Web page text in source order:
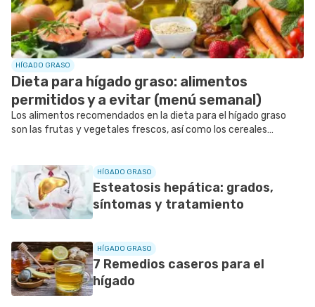
HÍGADO GRASO
Dieta para hígado graso: alimentos
permitidos y a evitar (menú semanal)
Los alimentos recomendados en la dieta para el hígado graso
son las frutas y vegetales frescos, así como los cereales
HÍGADO GRASO
Esteatosis hepática: grados,
síntomas y tratamiento
HÍGADO GRASO
7 Remedios caseros para el
hígado